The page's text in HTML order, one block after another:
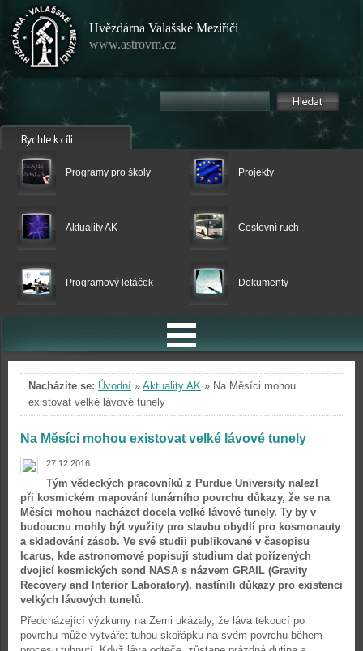
Hvězdárna Valašské Meziříčí
www.astrovm.cz
Programy pro školy Projekty
Aktuality AK Cestovní ruch
Programový letáček Dokumenty
Nacházíte se: Úvodní » Aktuality AK » Na Měsíci mohou
existovat velké lávové tunely
Na Měsíci mohou existovat velké lávové tunely
27.12.2016
Tým vědeckých pracovníků z Purdue University nalezl
při kosmickém mapování lunárního povrchu důkazy, že se na
Měsíci mohou nacházet docela velké lávové tunely. Ty by v
budoucnu mohly být využity pro stavbu obydlí pro kosmonauty
a skladování zásob. Ve své studii publikované v časopisu
Icarus, kde astronomové popisují studium dat pořízených
dvojicí kosmických sond NASA s názvem GRAIL (Gravity
Recovery and Interior Laboratory), nastínili důkazy pro existenci
velkých lávových tunelů.
Předcházející výzkumy na Zemi ukázaly, že láva tekoucí po
povrchu může vytvářet tuhou skořápku na svém povrchu během